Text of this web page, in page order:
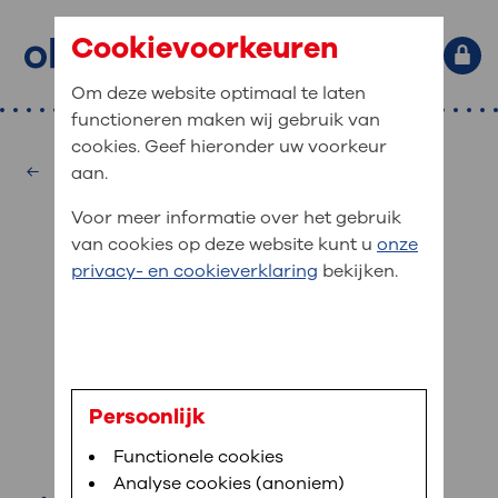
Primaire website navigatie
Home
Afdelingen
Medische informatie
Uw verblijf in OLVG
Werken bij OLVG
: waar bent u naar op zoek?
Veel gezocht: Bloedafname , MijnOLVG ,Digitalisering
MijnOLVG
gegevens inzien
MijnOLVG is het patiëntenportaal van OLVG. In
sneller helpen.
Direct naar MijnOLVG
Oogheelkunde
dr. J.V. Ongkosuwito
oogarts
Cookievoorkeuren
Om deze website optimaal te laten
functioneren maken wij gebruik van
cookies. Geef hieronder uw voorkeur
aan.
Voor meer informatie over het gebruik
van cookies op deze website kunt u onze
privacy- en cookieverklaring bekijken.
Persoonlijk
Functionele cookies
Analyse cookies (anoniem)